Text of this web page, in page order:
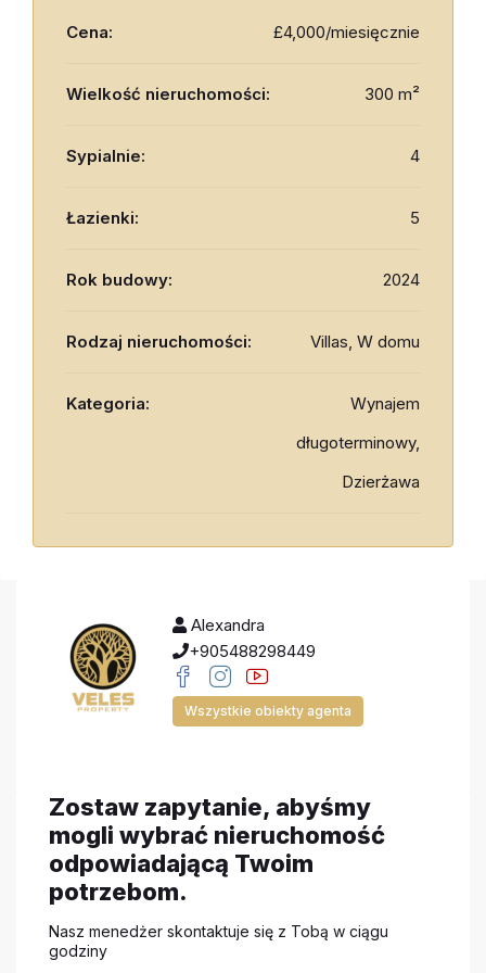
Cena: £4,000/miesięcznie
Wielkość nieruchomości: 300 m²
Sypialnie: 4
Łazienki: 5
Rok budowy: 2024
Rodzaj nieruchomości: Villas, W domu
Kategoria:
Wynajem
długoterminowy,
Dzierżawa
Alexandra
+905488298449
Wszystkie obiekty agenta
Zostaw zapytanie, abyśmy
mogli wybrać nieruchomość
odpowiadającą Twoim
potrzebom.
Nasz menedżer skontaktuje się z Tobą w ciągu
godziny